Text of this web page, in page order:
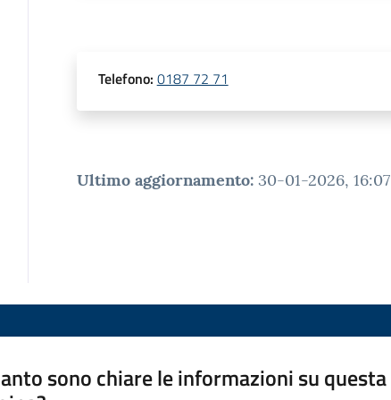
Telefono: 0187 72 71
Ultimo aggiornamento: 30-01-2026, 16:07
sono chiare le informazioni su questa